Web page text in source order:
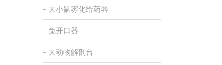
大小鼠雾化给药器
兔开口器
大动物解剖台